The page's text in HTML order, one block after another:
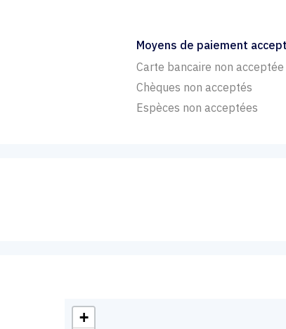
Moyens de paiement
Carte bancaire non acceptée
Chèques non acceptés
Espèces non acceptées
+